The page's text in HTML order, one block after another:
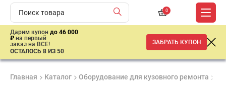
0
Дарим купон до 46 000
₽ на первый
заказ на ВСЕ!
ОСТАЛОСЬ 8 ИЗ 50
ЗАБРАТЬ КУПОН
Главная Каталог Оборудование для кузовного ремонта